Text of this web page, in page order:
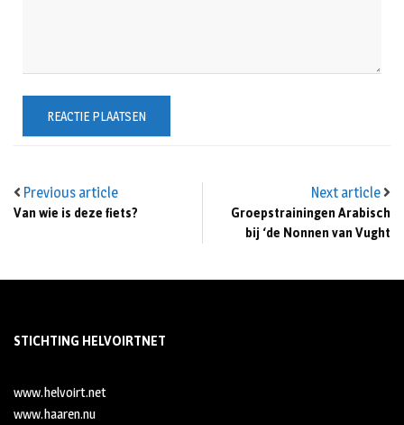
Previous article
Van wie is deze fiets?
Next article
Groepstrainingen Arabisch
bij ‘de Nonnen van Vught
STICHTING HELVOIRTNET
www.helvoirt.net
www.haaren.nu